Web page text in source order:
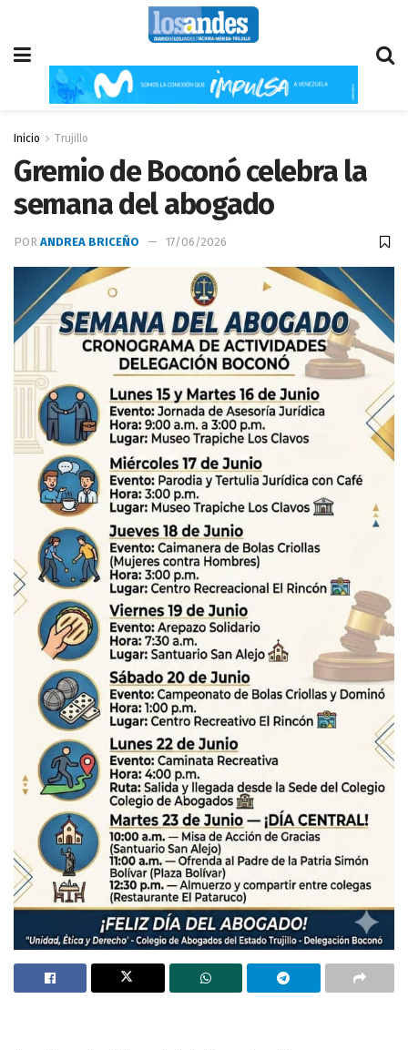
Inicio Trujillo
Gremio de Boconó celebra la
semana del abogado
POR ANDREA BRICEÑO 17/06/2026